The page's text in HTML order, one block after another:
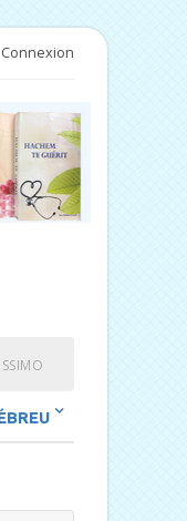
Connexion